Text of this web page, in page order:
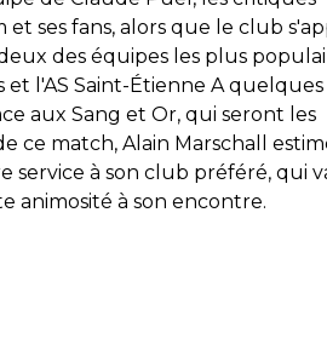
et ses fans, alors que le club
des équipes les plus
et l'AS Saint-Étienne A quelques
aux Sang et Or, qui seront les
ce match, Alain Marschall
à son club préféré, qui
animosité à son encontre.